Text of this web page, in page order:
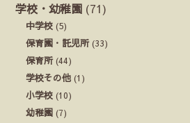
学校・幼稚園 (71)
中学校 (5)
保育園・託児所(33)
保育所(44)
学校その他 (1)
小学校 (10)
幼稚園 (7)